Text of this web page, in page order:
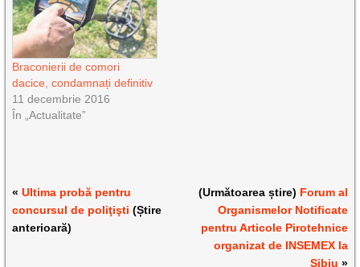
Braconierii de comori
dacice, condamnați definitiv
11 decembrie 2016
În „Actualitate”
«Ultima probă pentru
concursul de poliţişti (Știre
anterioară)
(Următoarea știre) Forum al
Organismelor Notificate
pentru Articole Pirotehnice
organizat de INSEMEX la
Sibiu »